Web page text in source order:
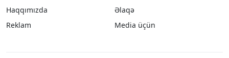
Haqqımızda
Əlaqə
Reklam
Media üçün